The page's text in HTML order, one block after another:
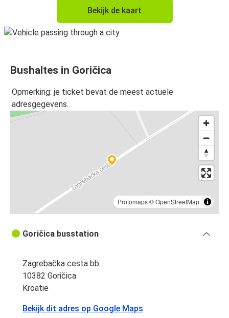
Bekijk de kaart
Bushaltes in Goričica
Opmerking: je ticket bevat de meest actuele
adresgegevens.
Protomaps©OpenStreetMap
Goričica busstation
Zagrebačka cesta bb
10382 Goričica
Kroatië
Bekijk dit adres op Google Maps